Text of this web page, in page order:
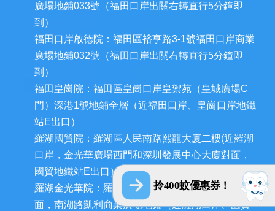
拎400蚊優惠券！
廣場地鋪033號（福田口岸出關右轉直行5分鐘即
到）
福田口岸啟德院：福田區裕亨路3-1號福田口岸商業
廣場地鋪032號（福田口岸出關右轉直行5分鐘即
到）
福田皇崗院：福田區皇崗口岸皇禦苑（皇城廣場C
門）深港1號地鋪全層（近福田口岸、皇崗口岸地鐵
站E出口）
羅湖國貿院：羅湖區人民南路熙龍大廈二樓(近羅湖
口岸，金光華廣場西門和深圳發展中心大廈對面，
國貿地鐵站E出口）
羅湖金光華院：羅湖區國貿金光華廣場東二門對
面，南湖路凱利商業廣場地鋪（近羅湖口岸、國貿